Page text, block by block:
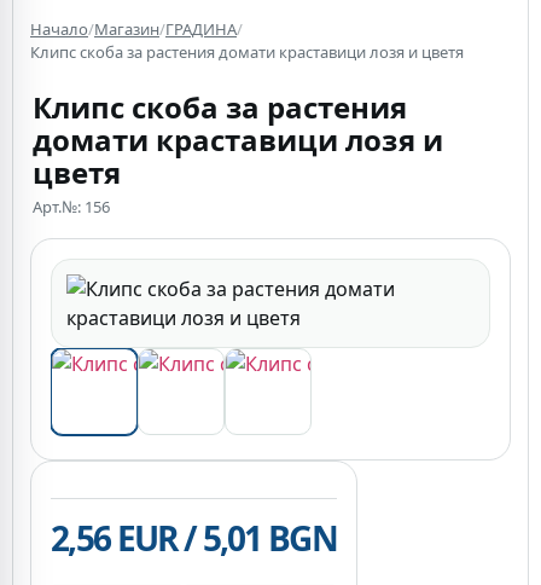
Начало/Магазин/ГРАДИНА/
Клипс скоба за растения домати краставици лозя и цветя
Клипс скоба за растения
домати краставици лозя и
цветя
Арт.№: 156
2,56 EUR / 5,01 BGN